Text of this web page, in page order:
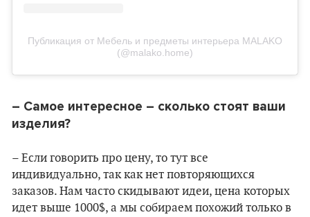
Публикация от Мебель и предметы интерьера MALAKO
(@malako.home)
– Самое интересное – сколько стоят ваши
изделия?
– Если говорить про цену, то тут все
индивидуально, так как нет повторяющихся
заказов. Нам часто скидывают идеи, цена которых
идет выше 1000$, а мы собираем похожий только в